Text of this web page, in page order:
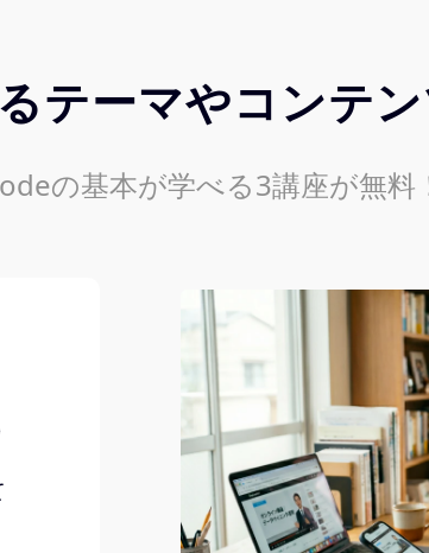
テーマやコンテ
の基本が学べる3講座が無料